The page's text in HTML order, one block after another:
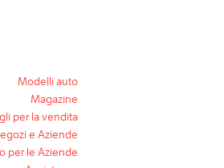
Modelli auto
Magazine
per la vendita
e Aziende
per le Aziende